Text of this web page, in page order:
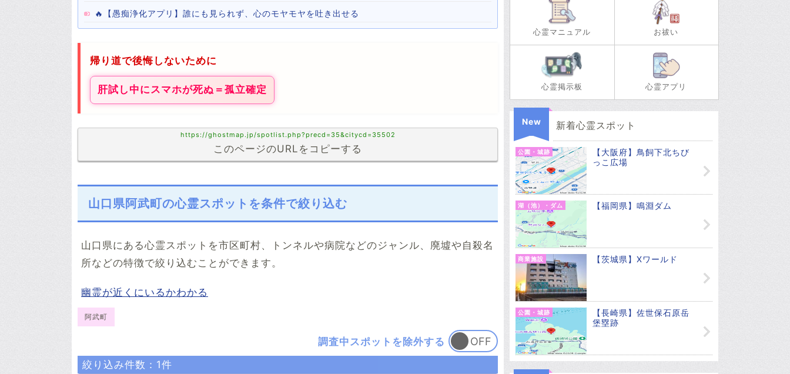
🔥【愚痴浄化アプリ】誰にも見られず、心のモヤモヤを吐き出せる
帰り道で後悔しないために
肝試し中にスマホが死ぬ＝孤立確定
https://ghostmap.jp/spotlist.php?precd=35&citycd=35502
このページのURLをコピーする
山口県阿武町の心霊スポットを条件で絞り込む
山口県にある心霊スポットを市区町村、トンネルや病院などのジャンル、廃墟や自殺名
所などの特徴で絞り込むことができます。
幽霊が近くにいるかわかる
阿武町
調査中スポットを除外する
絞り込み件数： 1件
心霊マニュアル お祓い
心霊掲示板 心霊アプリ
New 新着心霊スポット
公園・城跡
【大阪府】鳥飼下北ちび
っこ広場
湖（池）・ダム 【福岡県】鳴淵ダム
商業施設 【茨城県】Xワールド
公園・城跡
【長崎県】佐世保石原岳
堡塁跡